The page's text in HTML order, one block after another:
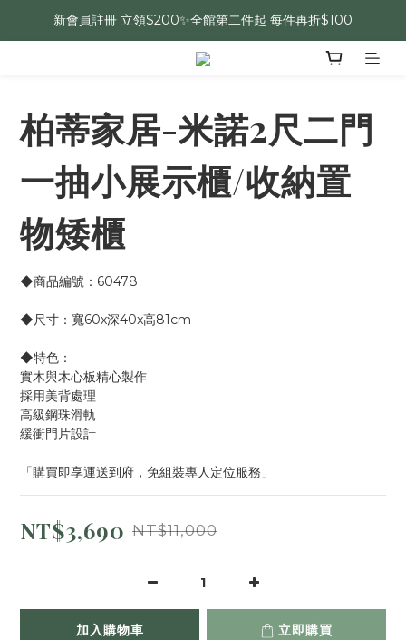
新會員註冊 立領$200✨全館第二件起 每件再折$100
柏蒂家居-米諾2尺二門
一抽小展示櫃/收納置
物矮櫃
◆商品編號：60478
◆尺寸：寬60x深40x高81cm
◆特色：
實木與木心板精心製作
採用美背處理
高級鋼珠滑軌
緩衝門片設計
「購買即享運送到府，免組裝專人定位服務」
NT$3,690 NT$11,000
加入購物車 立即購買